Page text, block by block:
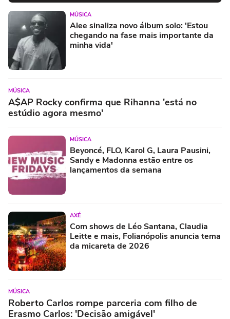
MÚSICA
Alee sinaliza novo álbum solo: 'Estou
chegando na fase mais importante da
minha vida'
MÚSICA
A$AP Rocky confirma que Rihanna 'está no
estúdio agora mesmo'
MÚSICA
Beyoncé, FLO, Karol G, Laura Pausini,
Sandy e Madonna estão entre os
lançamentos da semana
AXÉ
Com shows de Léo Santana, Claudia
Leitte e mais, Folianópolis anuncia tema
da micareta de 2026
MÚSICA
Roberto Carlos rompe parceria com filho de
Erasmo Carlos: 'Decisão amigável'